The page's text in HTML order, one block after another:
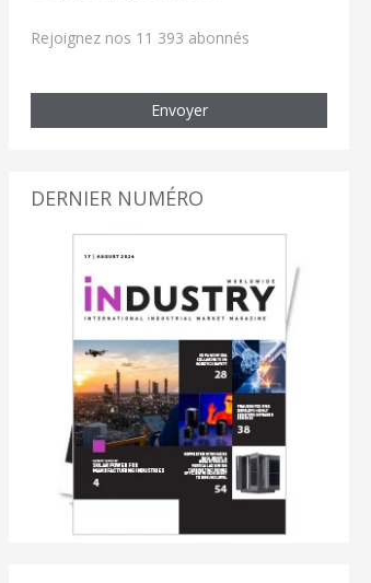
Rejoignez nos 11 393 abonnés
Envoyer
DERNIER NUMÉRO